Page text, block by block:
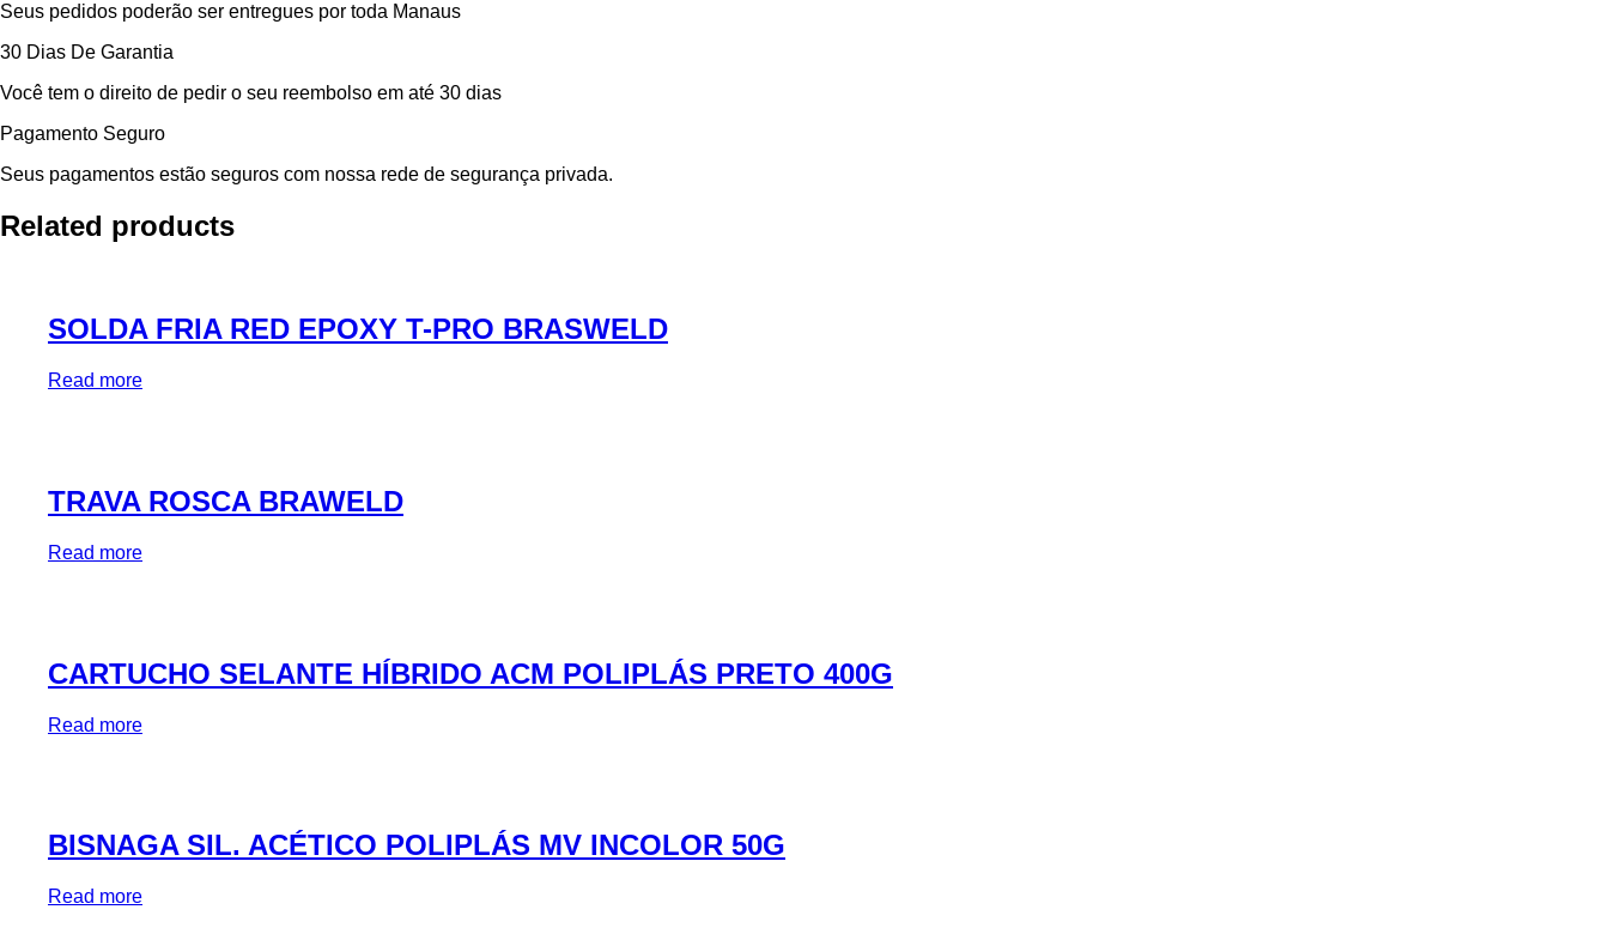
Seus pedidos poderão ser entregues por toda Manaus
30 Dias De Garantia
Você tem o direito de pedir o seu reembolso em até 30 dias
Pagamento Seguro
Seus pagamentos estão seguros com nossa rede de segurança privada.
Related products
SOLDA FRIA RED EPOXY T-PRO BRASWELD
Read more
TRAVA ROSCA BRAWELD
Read more
CARTUCHO SELANTE HÍBRIDO ACM POLIPLÁS PRETO 400G
Read more
BISNAGA SIL. ACÉTICO POLIPLÁS MV INCOLOR 50G
Read more